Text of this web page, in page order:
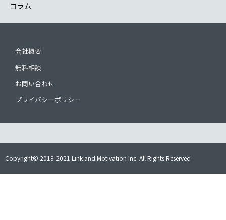
コラム
会社概要
無料相談
お問い合わせ
プライバシーポリシー
Copyright© 2018-2021 Link and Motivation Inc. All Rights Reserved